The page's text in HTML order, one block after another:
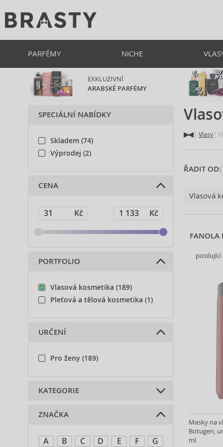
PARFÉMY NICHE
EXKLUZIVNÍ
ARABSKÉ PARFÉMY
Vlasy
ŘADIT OD:
Vlasová
FANOLA
posilující
Masky na
Botugen,
ml
SPECIÁLNÍ NABÍDKY
Skladem (74)
Výprodej (2)
CENA
PORTFOLIO
Vlasová kosmetika (189)
Pleťová a tělová kosmetika (1)
URČENÍ
Pro ženy (189)
KATEGORIE
Šampony (36)
Masky na vlasy (37)
ZNAČKA
A B C D E F
G